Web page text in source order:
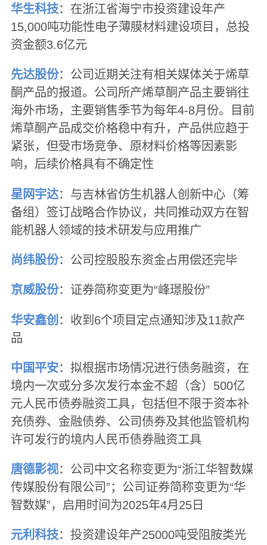
华生科技：在浙江省海宁市投资建设年产
15,000吨功能性电子薄膜材料建设项目，总投
资金额3.6亿元
先达股份：公司近期关注有相关媒体关于烯草
酮产品的报道。公司所产烯草酮产品主要销往
海外市场，主要销售季节为每年4-8月份。目前
烯草酮产品成交价格稳中有升，产品供应趋于
紧张，但受市场竞争、原材料价格等因素影
响，后续价格具有不确定性
星网宇达：与吉林省仿生机器人创新中心（筹
备组）签订战略合作协议，共同推动双方在智
能机器人领域的技术研发与应用推广
尚纬股份：公司控股股东资金占用偿还完毕
京威股份：证券简称变更为“峰璟股份”
华安鑫创 ：收到6个项目定点通知涉及11款产
品
中国平安：拟根据市场情况进行债务融资，在
境内一次或分多次发行本金不超（含）500亿
元人民币债券融资工具，包括但不限于资本补
充债券、金融债券、公司债券及其他监管机构
许可发行的境内人民币债券融资工具
唐德影视：公司中文名称变更为“浙江华智数媒
传媒股份有限公司”；公司证券简称变更为“华
智数媒”，启用时间为2025年4月25日
元利科技：投资建设年产25000吨受阻胺类光